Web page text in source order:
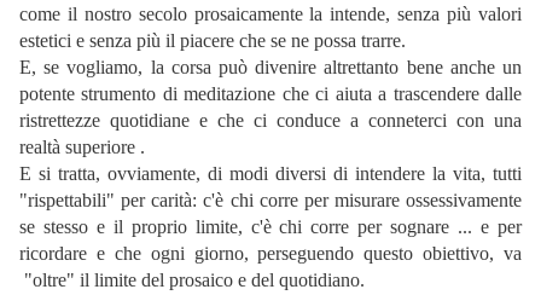
come il nostro secolo prosaicamente la intende, senza più valori
estetici e senza più il piacere che se ne possa trarre.
E, se vogliamo, la corsa può divenire altrettanto bene anche un
potente strumento di meditazione che ci aiuta a trascendere dalle
ristrettezze quotidiane e che ci conduce a conneterci con una
realtà superiore .
E si tratta, ovviamente, di modi diversi di intendere la vita, tutti
"rispettabili" per carità: c'è chi corre per misurare ossessivamente
se stesso e il proprio limite, c'è chi corre per sognare ... e per
ricordare e che ogni giorno, perseguendo questo obiettivo, va
"oltre" il limite del prosaico e del quotidiano.